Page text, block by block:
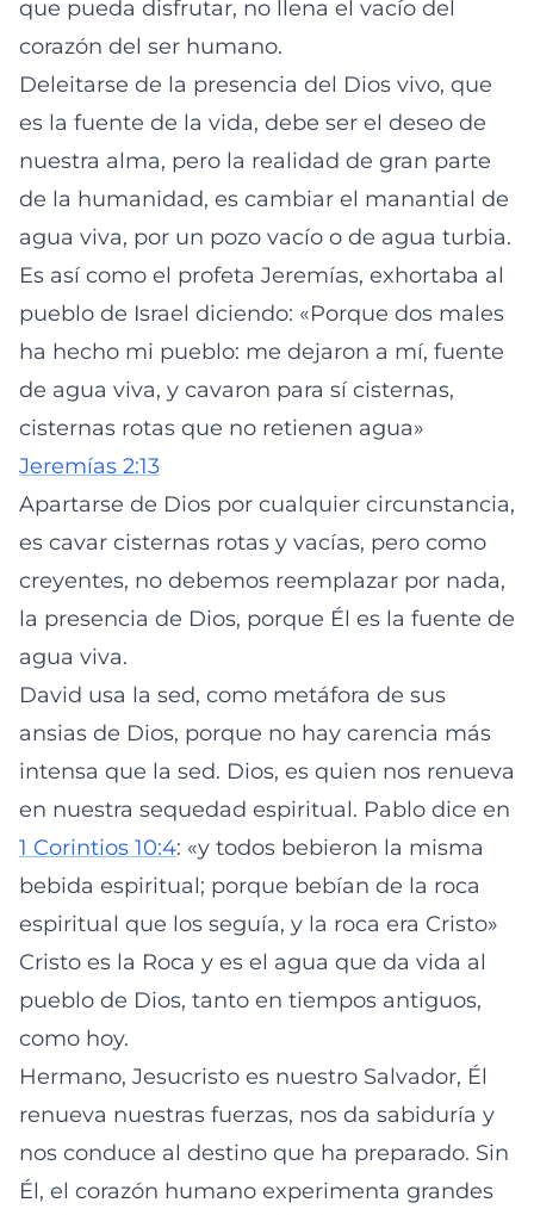
que pueda disfrutar, no llena el vacío del
corazón del ser humano.
Deleitarse de la presencia del Dios vivo, que
es la fuente de la vida, debe ser el deseo de
nuestra alma, pero la realidad de gran parte
de la humanidad, es cambiar el manantial de
agua viva, por un pozo vacío o de agua turbia.
Es así como el profeta Jeremías, exhortaba al
pueblo de Israel diciendo: «Porque dos males
ha hecho mi pueblo: me dejaron a mí, fuente
de agua viva, y cavaron para sí cisternas,
cisternas rotas que no retienen agua»
Jeremías 2:13
Apartarse de Dios por cualquier circunstancia,
es cavar cisternas rotas y vacías, pero como
creyentes, no debemos reemplazar por nada,
la presencia de Dios, porque Él es la fuente de
agua viva.
David usa la sed, como metáfora de sus
ansias de Dios, porque no hay carencia más
intensa que la sed. Dios, es quien nos renueva
en nuestra sequedad espiritual. Pablo dice en
1 Corintios 10:4: «y todos bebieron la misma
bebida espiritual; porque bebían de la roca
espiritual que los seguía, y la roca era Cristo»
Cristo es la Roca y es el agua que da vida al
pueblo de Dios, tanto en tiempos antiguos,
como hoy.
Hermano, Jesucristo es nuestro Salvador, Él
renueva nuestras fuerzas, nos da sabiduría y
nos conduce al destino que ha preparado. Sin
Él, el corazón humano experimenta grandes